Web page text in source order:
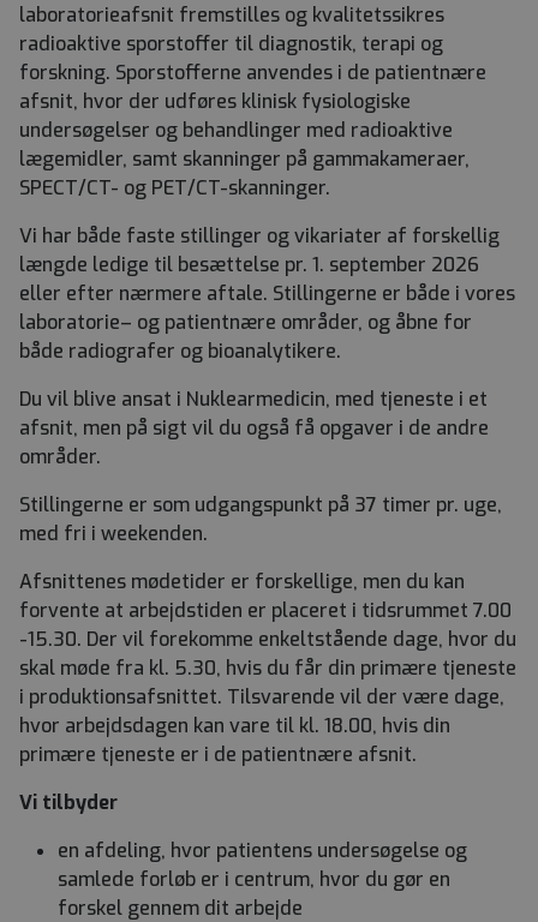
laboratorieafsnit fremstilles og kvalitetssikres
radioaktive sporstoffer til diagnostik, terapi og
forskning. Sporstofferne anvendes i de patientnære
afsnit, hvor der udføres klinisk fysiologiske
undersøgelser og behandlinger med radioaktive
lægemidler, samt skanninger på gammakameraer,
SPECT/CT- og PET/CT-skanninger.
Vi har både faste stillinger og vikariater af forskellig
længde ledige til besættelse pr. 1. september 2026
eller efter nærmere aftale. Stillingerne er både i vores
laboratorie– og patientnære områder, og åbne for
både radiografer og bioanalytikere.
Du vil blive ansat i Nuklearmedicin, med tjeneste i et
afsnit, men på sigt vil du også få opgaver i de andre
områder.
Stillingerne er som udgangspunkt på 37 timer pr. uge,
med fri i weekenden.
Afsnittenes mødetider er forskellige, men du kan
forvente at arbejdstiden er placeret i tidsrummet 7.00
-15.30. Der vil forekomme enkeltstående dage, hvor du
skal møde fra kl. 5.30, hvis du får din primære tjeneste
i produktionsafsnittet. Tilsvarende vil der være dage,
hvor arbejdsdagen kan vare til kl. 18.00, hvis din
primære tjeneste er i de patientnære afsnit.
Vi tilbyder
en afdeling, hvor patientens undersøgelse og
samlede forløb er i centrum, hvor du gør en
forskel gennem dit arbejde